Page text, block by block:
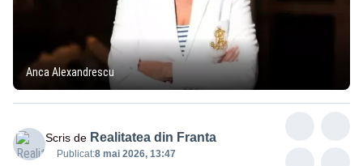
Anca Alexandrescu
Scris de Realitatea din Franta
Publicat:8 mai 2026, 13:47